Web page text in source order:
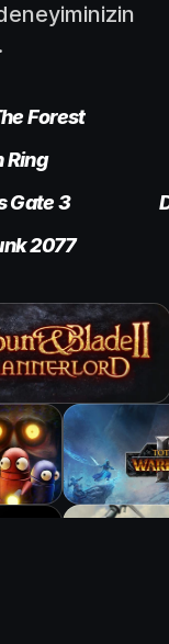
Forest
Ring
Gate 3
2077